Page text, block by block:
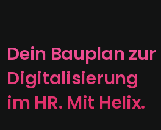
Dein Bauplan zur
Digitalisierung
im HR. Mit Helix.